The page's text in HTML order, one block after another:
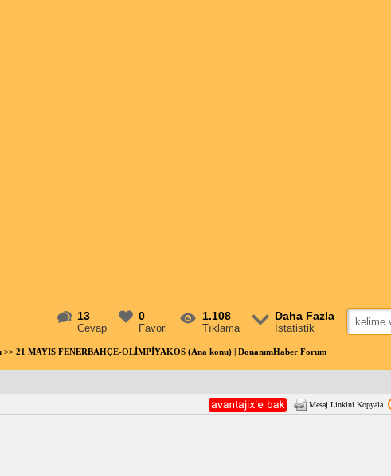
13
Cevap
0
Favori
1.108
Tıklama
Daha Fazla
İstatistik
>> 21 MAYIS FENERBAHÇE-OLİMPİYAKOS (Ana konu) | DonanımHaber Forum
Mesaj Linkini Kopyala